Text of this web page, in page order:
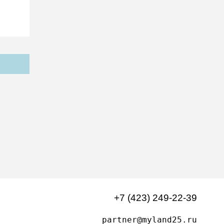
+7 (423) 249-22-39
partner@myland25.ru